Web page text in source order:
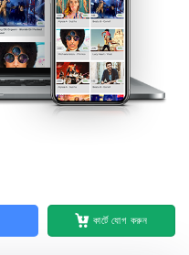
কার্টে যোগ করুন